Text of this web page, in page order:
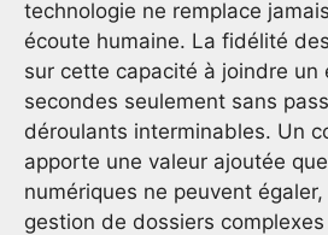
technologie ne remplace
écoute humaine. La fidélité
sur cette capacité à joindre un
secondes seulement sans
déroulants interminables. Un
apporte une valeur ajoutée
numériques ne peuvent
gestion de dossiers